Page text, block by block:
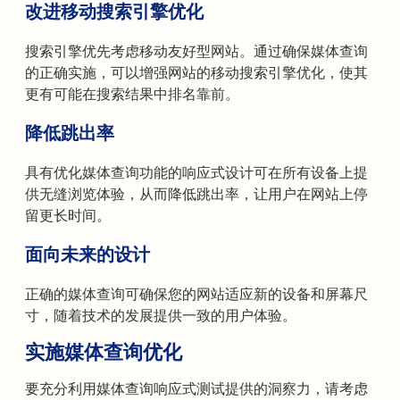
改进移动搜索引擎优化
搜索引擎优先考虑移动友好型网站。通过确保媒体查询
的正确实施，可以增强网站的移动搜索引擎优化，使其
更有可能在搜索结果中排名靠前。
降低跳出率
具有优化媒体查询功能的响应式设计可在所有设备上提
供无缝浏览体验，从而降低跳出率，让用户在网站上停
留更长时间。
面向未来的设计
正确的媒体查询可确保您的网站适应新的设备和屏幕尺
寸，随着技术的发展提供一致的用户体验。
实施媒体查询优化
要充分利用媒体查询响应式测试提供的洞察力，请考虑